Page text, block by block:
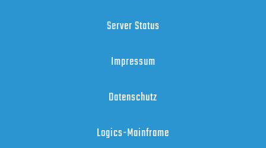
Server Status
Impressum
Datenschutz
Logics-Mainframe